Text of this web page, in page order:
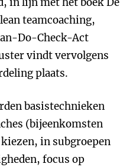
teamcoaching,
Do-Check-Act
vindt vervolgens
plaats.
basistechnieken
(bijeenkomsten
in subgroepen
focus op